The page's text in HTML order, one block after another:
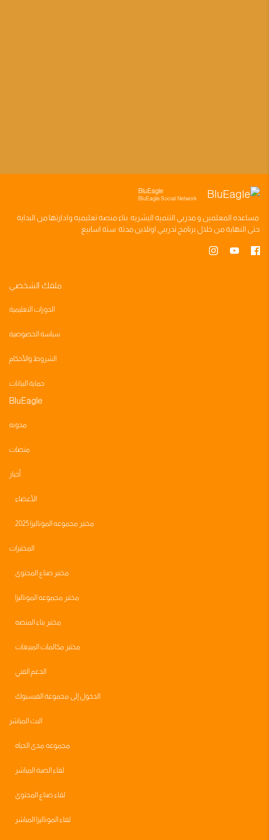
BluEagle
BluEagle Social Network
مساعده المعلمين ومدربي التنميه البشريه بناءمنصه تعليميه وادارتها من البدايه
حتى النهايه من خلال برنامج تدريبي اونلاين مدته سته اسابيع
ملفك الشخصي
الدورات التعليمية
سياسة الخصوصية
الشروط والأحكام
حماية البيانات
BluEagle
مدونه
منصات
أخبار
الأعضاء
مختبر مجموعه الموناليزا 2025
المختبرات
مختبر صناع المحتوى
مختبر مجموعه الموناليزا
مختبر بناء المنصه
مختبر مكالمات المبيعات
الدعم الفني
الدخول إلى مجموعة الفيسبوك
البث المباشر
مجموعه مدى الحياه
لقاء الصبة المباشر
لقاء صناع المحتوى
لقاء الموناليزا المباشر